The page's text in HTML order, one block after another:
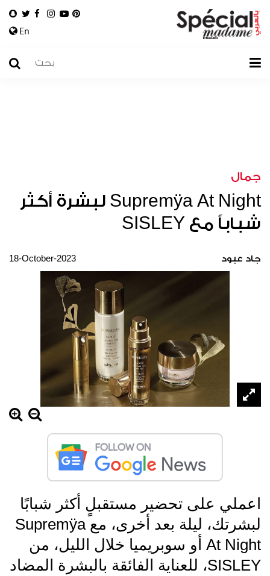
En
جمال
Supremÿa At Night لبشرة أكثر
شباباً مع SISLEY
جاد عبود 18-October-2023
اعملي على تحضير مستقبلٍ أكثر شبابًا
لبشرتك، ليلة بعد أخرى، مع Supremÿa
At Night أو سوبريميا خلال الليل، من
SISLEY، للعناية الفائقة بالبشرة المضاد